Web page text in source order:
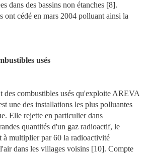
dans des bassins non étanches [8].
ont cédé en mars 2004 polluant ainsi la
usés
des combustibles usés qu'exploite AREVA
une des installations les plus polluantes
Elle rejette en particulier dans
quantités d'un gaz radioactif, le
à multiplier par 60 la radioactivité
dans les villages voisins [10]. Compte